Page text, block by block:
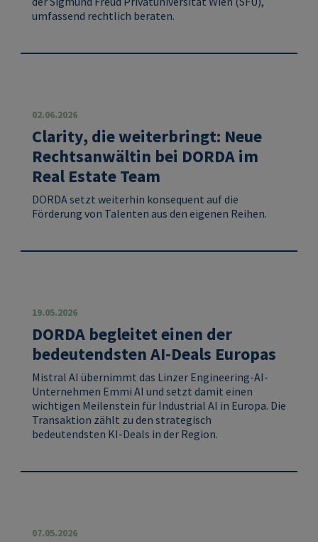
umfassend rechtlich beraten.
02.06.2026
Clarity, die weiterbringt: Neue
Rechtsanwältin bei DORDA im
Real Estate Team
DORDA setzt weiterhin konsequent auf die
Förderung von Talenten aus den eigenen Reihen.
19.05.2026
DORDA begleitet einen der
bedeutendsten AI-Deals Europas
Mistral AI übernimmt das Linzer Engineering-AI-
Unternehmen Emmi AI und setzt damit einen
wichtigen Meilenstein für Industrial AI in Europa. Die
Transaktion zählt zu den strategisch
bedeutendsten KI-Deals in der Region.
07.05.2026